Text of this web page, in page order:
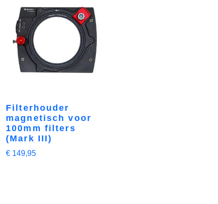
Filterhouder
magnetisch voor
100mm filters
(Mark III)
€ 149,95